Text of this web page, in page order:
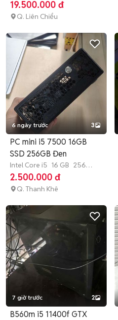
GB SSD
19.500.000 đ
Q. Liên Chiểu
6 ngày trước 3
PC mini i5 7500 16GB
SSD 256GB Đen
Intel Core i5 16 GB 256
GB SSD
2.500.000 đ
Q. Thanh Khê
7 giờ trước 2
B560m i5 11400f GTX